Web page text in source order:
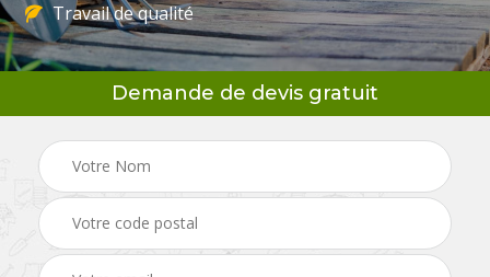
Travail de qualité
Demande de devis gratuit